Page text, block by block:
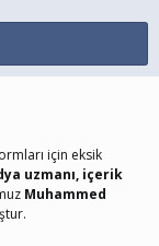
için eksik
uzmanı, içerik
Muhammed